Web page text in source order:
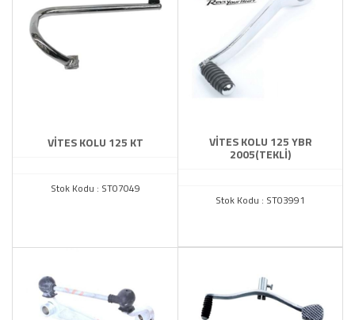
VİTES KOLU 125 KT
Stok Kodu : ST07049
VİTES KOLU 125 YBR
2005(TEKLİ)
Stok Kodu : ST03991